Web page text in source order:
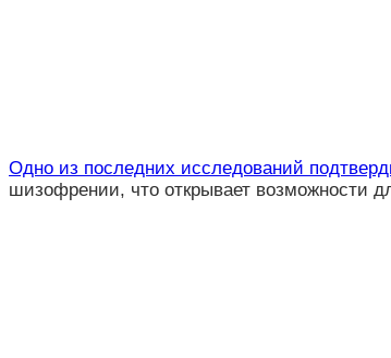
Одно из последних исследований
шизофрении, что открывает возможности